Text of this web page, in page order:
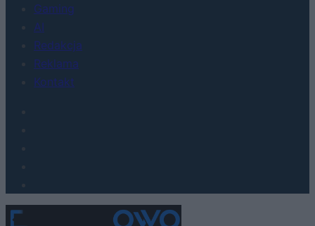
Gaming
AI
Redakcja
Reklama
Kontakt